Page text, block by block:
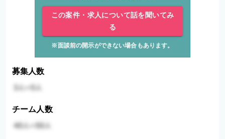
この案件・求人について話を聞いてみ
る
※面談前の開示ができない場合もあります。
募集人数
チーム人数